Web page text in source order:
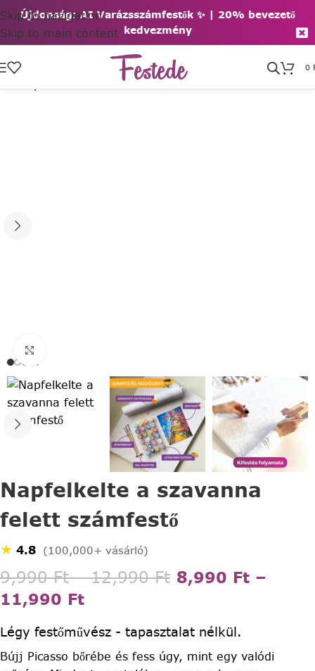
Újdonság: AI Varázsszámfestők ✨ | 20% bevezető
kedvezmény
Skip to navigation
Skip to main content
0
Napfelkelte a szavanna
felett számfestő
★ 4.8 (100,000+ vásárló)
9,990Ft – 12,990Ft 8,990 Ft –
11,990 Ft
Légy festőművész - tapasztalat nélkül.
Bújj Picasso bőrébe és fess úgy, mint egy valódi